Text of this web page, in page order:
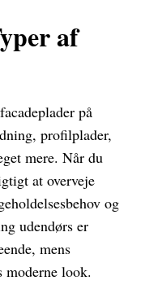
af
på
profilplader,
mere. Når du
at overveje
og
udendørs er
mens
moderne look.